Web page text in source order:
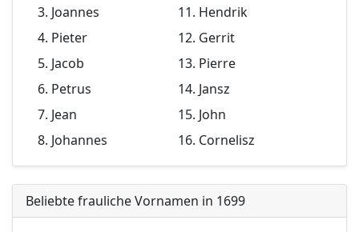
Joannes
Pieter
Jacob
Petrus
Jean
Johannes
Hendrik
Gerrit
Pierre
Jansz
John
Cornelisz
Beliebte frauliche Vornamen in 1699